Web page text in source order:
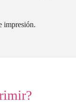
impresión.